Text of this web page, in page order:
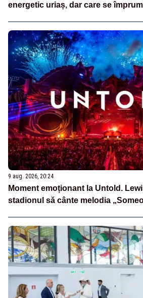
energetic uriaș, dar care se
9 aug. 2026, 20:24
Moment emoționant la Untold.
stadionul să cânte melodia